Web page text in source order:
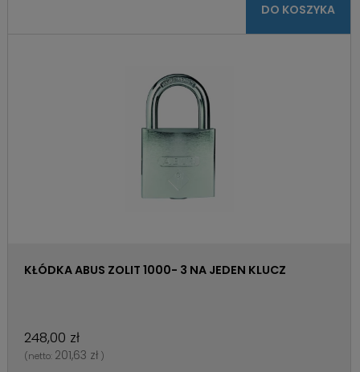
DO KOSZYKA
KŁÓDKA ABUS ZOLIT 1000- 3 NA JEDEN KLUCZ
248,00 zł
(netto: 201,63 zł )